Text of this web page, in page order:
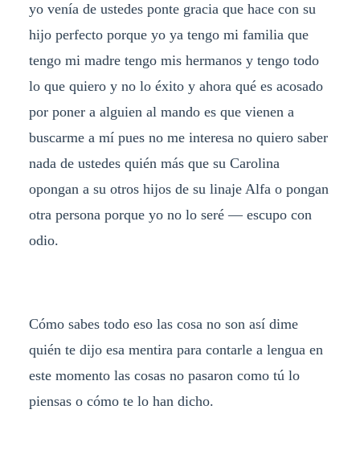
yo venía de ustedes ponte gracia que hace con su
hijo perfecto porque yo ya tengo mi familia que
tengo mi madre tengo mis hermanos y tengo todo
lo que quiero y no lo éxito y ahora qué es acosado
por poner a alguien al mando es que vienen a
buscarme a mí pues no me interesa no quiero saber
nada de ustedes quién más que su Carolina
opongan a su otros hijos de su linaje Alfa o pongan
otra persona porque yo no lo seré — escupo con
odio.
Cómo sabes todo eso las cosa no son así dime
quién te dijo esa mentira para contarle a lengua en
este momento las cosas no pasaron como tú lo
piensas o cómo te lo han dicho.